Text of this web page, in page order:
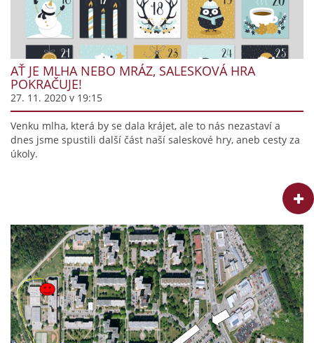
AŤ JE MLHA NEBO MRÁZ, SALESKOVÁ HRA
POKRAČUJE!
27. 11. 2020 v 19:15
Venku mlha, která by se dala krájet, ale to nás nezastaví a
dnes jsme spustili další část naší saleskové hry, aneb cesty za
úkoly.